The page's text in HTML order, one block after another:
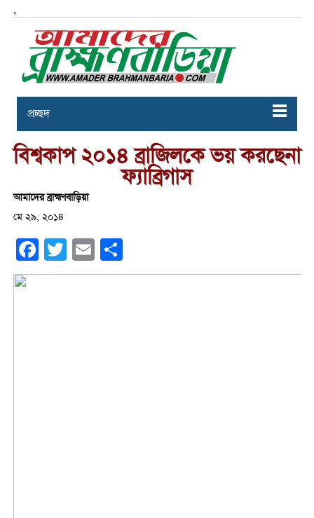
,
প্রচ্ছদ
বিশ্বকাপ ২০১৪ ব্রাজিলকে ভয় করছেনা
ফ্যাব্রিগাস
আমাদের ব্রাহ্মণবাড়িয়া
মে ২৯, ২০১৪
Facebook
Twitter Email